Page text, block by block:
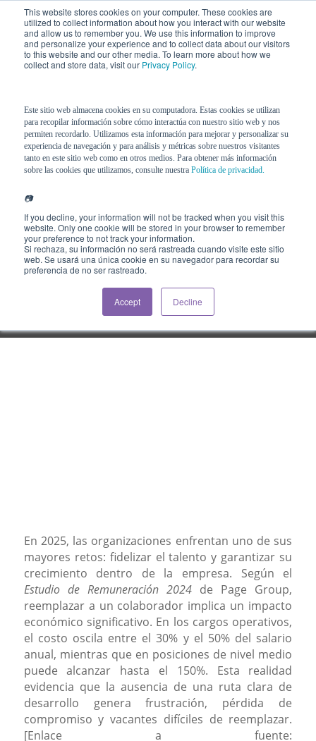
This website stores cookies on your computer. These cookies are
utilized to collect information about how you interact with our website
and allow us to remember you. We use this information to improve
and personalize your experience and to collect data about our visitors
to this website and our other media. To learn more about how we
collect and store data, visit our Privacy Policy.
Este sitio web almacena cookies en su computadora. Estas cookies se utilizan
para recopilar información sobre cómo interactúa con nuestro sitio web y nos
permiten recordarlo. Utilizamos esta información para mejorar y personalizar su
experiencia de navegación y para análisis y métricas sobre nuestros visitantes
tanto en este sitio web como en otros medios. Para obtener más información
sobre las cookies que utilizamos, consulte nuestra Política de privacidad.
📷
If you decline, your information will not be tracked when you visit this
website. Only one cookie will be stored in your browser to remember
your preference to not track your information.
Si rechaza, su información no será rastreada cuando visite este sitio
web. Se usará una única cookie en su navegador para recordar su
preferencia de no ser rastreado.
Accept Decline
En 2025, las organizaciones enfrentan uno de sus
mayores retos: fidelizar el talento y garantizar su
crecimiento dentro de la empresa. Según el
Estudio de Remuneración 2024 de Page Group,
reemplazar a un colaborador implica un impacto
económico significativo. En los cargos operativos,
el costo oscila entre el 30% y el 50% del salario
anual, mientras que en posiciones de nivel medio
puede alcanzar hasta el 150%. Esta realidad
evidencia que la ausencia de una ruta clara de
desarrollo genera frustración, pérdida de
compromiso y vacantes difíciles de reemplazar.
[Enlace a fuente: